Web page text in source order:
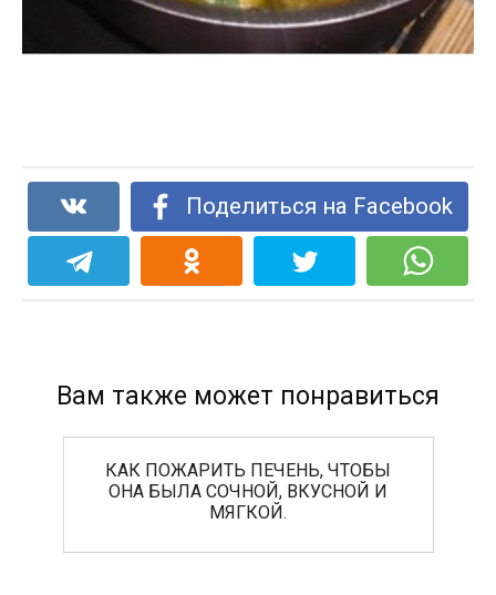
Поделиться на Facebook
Вам также может понравиться
КАК ПОЖАРИТЬ ПЕЧЕНЬ, ЧТОБЫ
ОНА БЫЛА СОЧНОЙ, ВКУСНОЙ И
МЯГКОЙ.